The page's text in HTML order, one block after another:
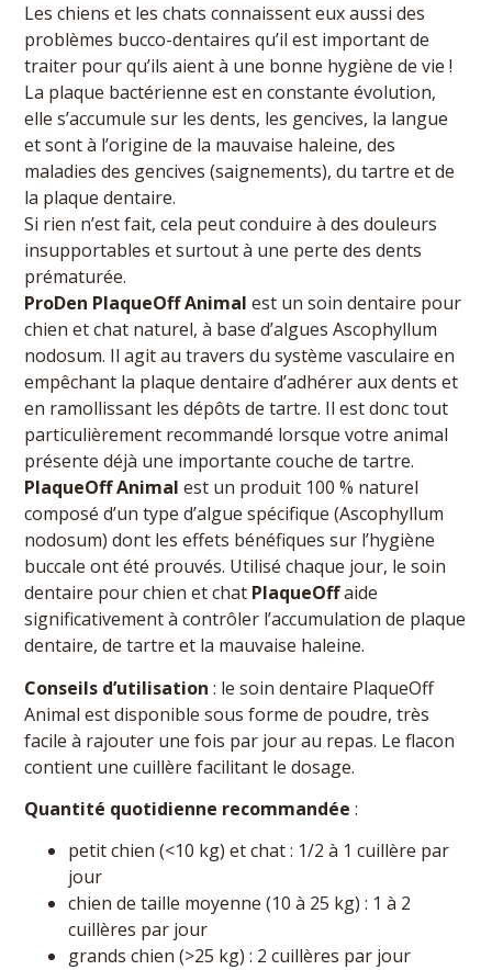
Les chiens et les chats connaissent eux aussi des
problèmes bucco-dentaires qu’il est important de
traiter pour qu’ils aient à une bonne hygiène de vie !
La plaque bactérienne est en constante évolution,
elle s’accumule sur les dents, les gencives, la langue
et sont à l’origine de la mauvaise haleine, des
maladies des gencives (saignements), du tartre et de
la plaque dentaire.
Si rien n’est fait, cela peut conduire à des douleurs
insupportables et surtout à une perte des dents
prématurée.
ProDen PlaqueOff Animal est un soin dentaire pour
chien et chat naturel, à base d’algues Ascophyllum
nodosum. Il agit au travers du système vasculaire en
empêchant la plaque dentaire d’adhérer aux dents et
en ramollissant les dépôts de tartre. Il est donc tout
particulièrement recommandé lorsque votre animal
présente déjà une importante couche de tartre.
PlaqueOff Animal est un produit 100 % naturel
composé d’un type d’algue spécifique (Ascophyllum
nodosum) dont les effets bénéfiques sur l’hygiène
buccale ont été prouvés. Utilisé chaque jour, le soin
dentaire pour chien et chat PlaqueOffaide
significativement à contrôler l’accumulation de plaque
dentaire, de tartre et la mauvaise haleine.
Conseils d’utilisation : le soin dentaire PlaqueOff
Animal est disponible sous forme de poudre, très
facile à rajouter une fois par jour au repas. Le flacon
contient une cuillère facilitant le dosage.
Quantité quotidienne recommandée :
petit chien (<10 kg) et chat : 1/2 à 1 cuillère par
jour
chien de taille moyenne (10 à 25 kg) : 1 à 2
cuillères par jour
grands chien (>25 kg) : 2 cuillères par jour